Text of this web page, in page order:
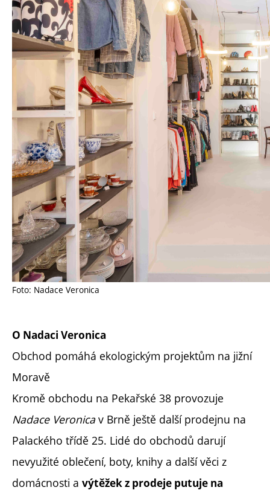
Foto: Nadace Veronica
O Nadaci Veronica
Obchod pomáhá ekologickým projektům na jižní
Moravě
Kromě obchodu na Pekařské 38 provozuje
Nadace Veronicav Brně ještě další prodejnu na
Palackého třídě 25. Lidé do obchodů darují
nevyužité oblečení, boty, knihy a další věci z
domácnosti a výtěžek z prodeje putuje na